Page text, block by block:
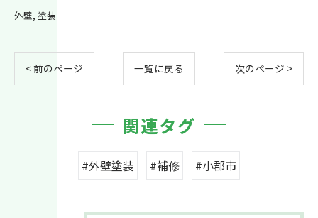
外壁 塗装
< 前のページ 一覧に戻る 次のページ >
関連タグ
#外壁塗装 #補修 #小郡市